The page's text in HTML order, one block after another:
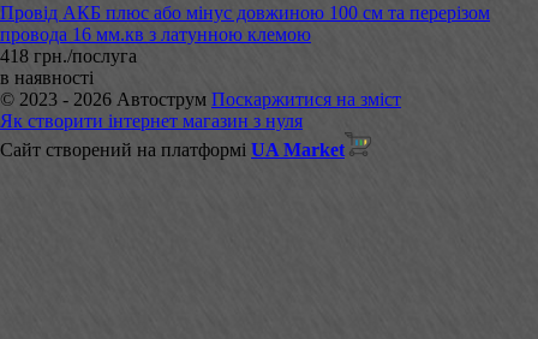
Провід АКБ плюс або мінус довжиною 100 см та перерізом
провода 16 мм.кв з латунною клемою
418 грн./послуга
в наявності
© 2023 - 2026 Автострум Поскаржитися на зміст
Як створити інтернет магазин з нуля
Сайт створений на платформі UA Market